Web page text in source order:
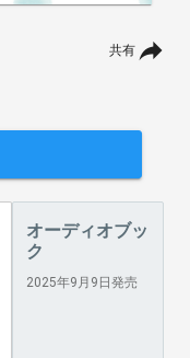
共有
オーディオブッ
ク
2025年9月9日発売